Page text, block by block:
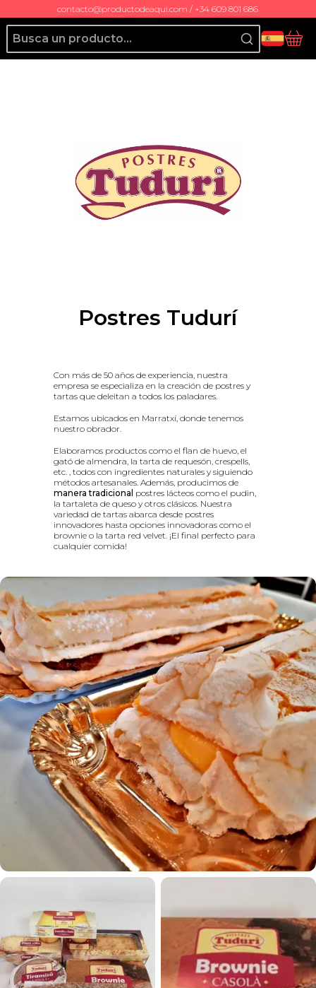
contacto@productodeaqui.com / +34 609 801 686
Producto de Aquí
Postres Tudurí
Con más de 50 años de experiencia, nuestra
empresa se especializa en la creación de postres y
tartas que deleitan a todos los paladares.
Estamos ubicados en Marratxí, donde tenemos
nuestro obrador.
Elaboramos productos como el flan de huevo, el
gató de almendra, la tarta de requesón, crespells,
etc. , todos con ingredientes naturales y siguiendo
métodos artesanales. Además, producimos de
manera tradicional postres lácteos como el pudin,
la tartaleta de queso y otros clásicos. Nuestra
variedad de tartas abarca desde postres
innovadores hasta opciones innovadoras como el
brownie o la tarta red velvet. ¡El final perfecto para
cualquier comida!